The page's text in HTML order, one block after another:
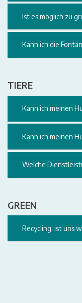
Ist es möglich zu
Kann ich die
TIERE
Kann ich meinen
Kann ich meinen
Welche
GREEN
Recycling: ist uns